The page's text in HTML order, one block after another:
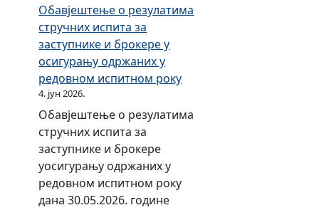
е
р
н
и
ц
з
а
и
з
р
а
Обавјештење о резулатима
стручних испита за
заступнике и брокере у
осигурању одржаних у
редовном испитном року
4. јун 2026.
Обавјештење о резулатима
стручних испита за
заступнике и брокере
уосигурању одржаних у
редовном испитном року
дана 30.05.2026. године